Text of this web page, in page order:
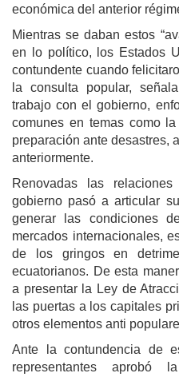
económica del anterior
Mientras se daban estos
en lo político, los Estados
contundente cuando
la consulta popular,
trabajo con el gobierno,
comunes en temas como
preparación ante desastres,
anteriormente.
Renovadas las
gobierno pasó a articular
generar las condiciones
mercados internacionales,
de los gringos en
ecuatorianos. De esta
a presentar la Ley de
las puertas a los capitales
otros elementos anti
Ante la contundencia de
representantes aprobó